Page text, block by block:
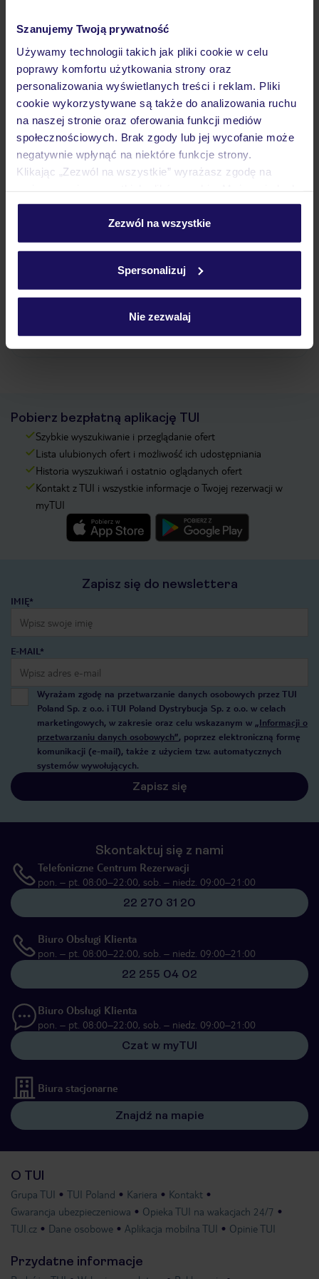
Szanujemy Twoją prywatność
Używamy technologii takich jak pliki cookie w celu
poprawy komfortu użytkowania strony oraz
personalizowania wyświetlanych treści i reklam. Pliki
cookie wykorzystywane są także do analizowania ruchu
na naszej stronie oraz oferowania funkcji mediów
społecznościowych. Brak zgody lub jej wycofanie może
negatywnie wpłynąć na niektóre funkcje strony.
Klikając „Zezwól na wszystkie” wyrażasz zgodę na
personalizować swój wybór wchodząc w zakładkę
Szczegółowe informacje o plikach cookie znajdziesz
Zezwól na wszystkie
Spersonalizuj
Nie zezwalaj
Wyżywienie
Atrakcje
Ważne informacje
Często zadawane pytania
Jak zmienić uczestników/osobę zgłaszającą?
Czy w Hotelu będzie przedstawiciel TUI?
Na jakiej podstawie i gdzie otrzymam karty
pokładowe/bilety lotnicze?
Pobierz bezpłatną aplikację TUI
Szybkie wyszukiwanie i przeglądanie ofert
Lista ulubionych ofert i możliwość ich udostępniania
Historia wyszukiwań i ostatnio oglądanych ofert
Kontakt z TUI i wszystkie informacje o Twojej rezerwacji w
myTUI
Zapisz się do newslettera
IMIĘ*
E-MAIL*
Wyrażam zgodę na przetwarzanie danych osobowych przez TUI
Poland Sp. z o.o. i TUI Poland Dystrybucja Sp. z o.o. w celach
marketingowych, w zakresie oraz celu wskazanym w „Informacji o
przetwarzaniu danych osobowych”, poprzez elektroniczną formę
komunikacji (e-mail), także z użyciem tzw. automatycznych
systemów wywołujących.
Zapisz się
Skontaktuj się z nami
Telefoniczne Centrum Rezerwacji
pon. – pt. 08:00–22:00, sob. – niedz. 09:00–21:00
22 270 31 20
Biuro Obsługi Klienta
pon. – pt. 08:00–22:00, sob. – niedz. 09:00–21:00
22 255 04 02
Biuro Obsługi Klienta
pon. – pt. 08:00–22:00, sob. – niedz. 09:00–21:00
Czat w myTUI
Biura stacjonarne
Znajdź na mapie
O TUI
Grupa TUI TUI Poland Kariera
Kontakt
Gwarancja ubezpieczeniowa
Opieka TUI na wakacjach 24/7
TUI.cz
Dane osobowe Aplikacja mobilna TUI Opinie TUI
Przydatne informacje